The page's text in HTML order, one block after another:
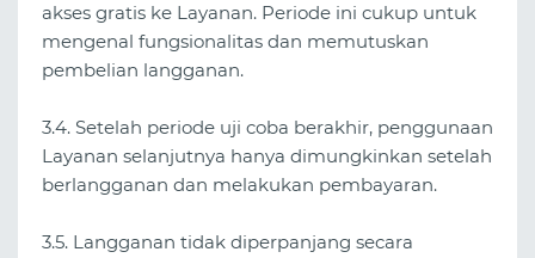
akses gratis ke Layanan. Periode ini cukup untuk
mengenal fungsionalitas dan memutuskan
pembelian langganan.
3.4. Setelah periode uji coba berakhir, penggunaan
Layanan selanjutnya hanya dimungkinkan setelah
berlangganan dan melakukan pembayaran.
3.5. Langganan tidak diperpanjang secara